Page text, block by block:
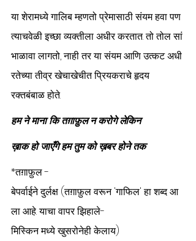
या शेरामध्ये गालिब म्हणतो प्रेमासाठी संयम हवा पण
त्याचवेळी इच्छा व्यक्तीला अधीर करतात. तो तोल सां
भाळावा लागतो, नाही तर या संयम आणि उत्कट अधी
रतेच्या तीव्र खेचाखेचीत प्रियकराचे हृदय
रक्तबंबाळ होते.
हम ने माना कि तग़ाफ़ुल न करोगे लेकिन
ख़ाक हो जाएँगे हम तुम को ख़बर होने तक
*तग़ाफ़ुल -
बेपर्वाईने दुर्लक्ष (तग़ाफ़ुल वरून 'गाफिल' हा शब्द आ
ला आहे. याचा वापर झिहाले-
मिस्किन मध्ये खुसरोनेही केलाय)